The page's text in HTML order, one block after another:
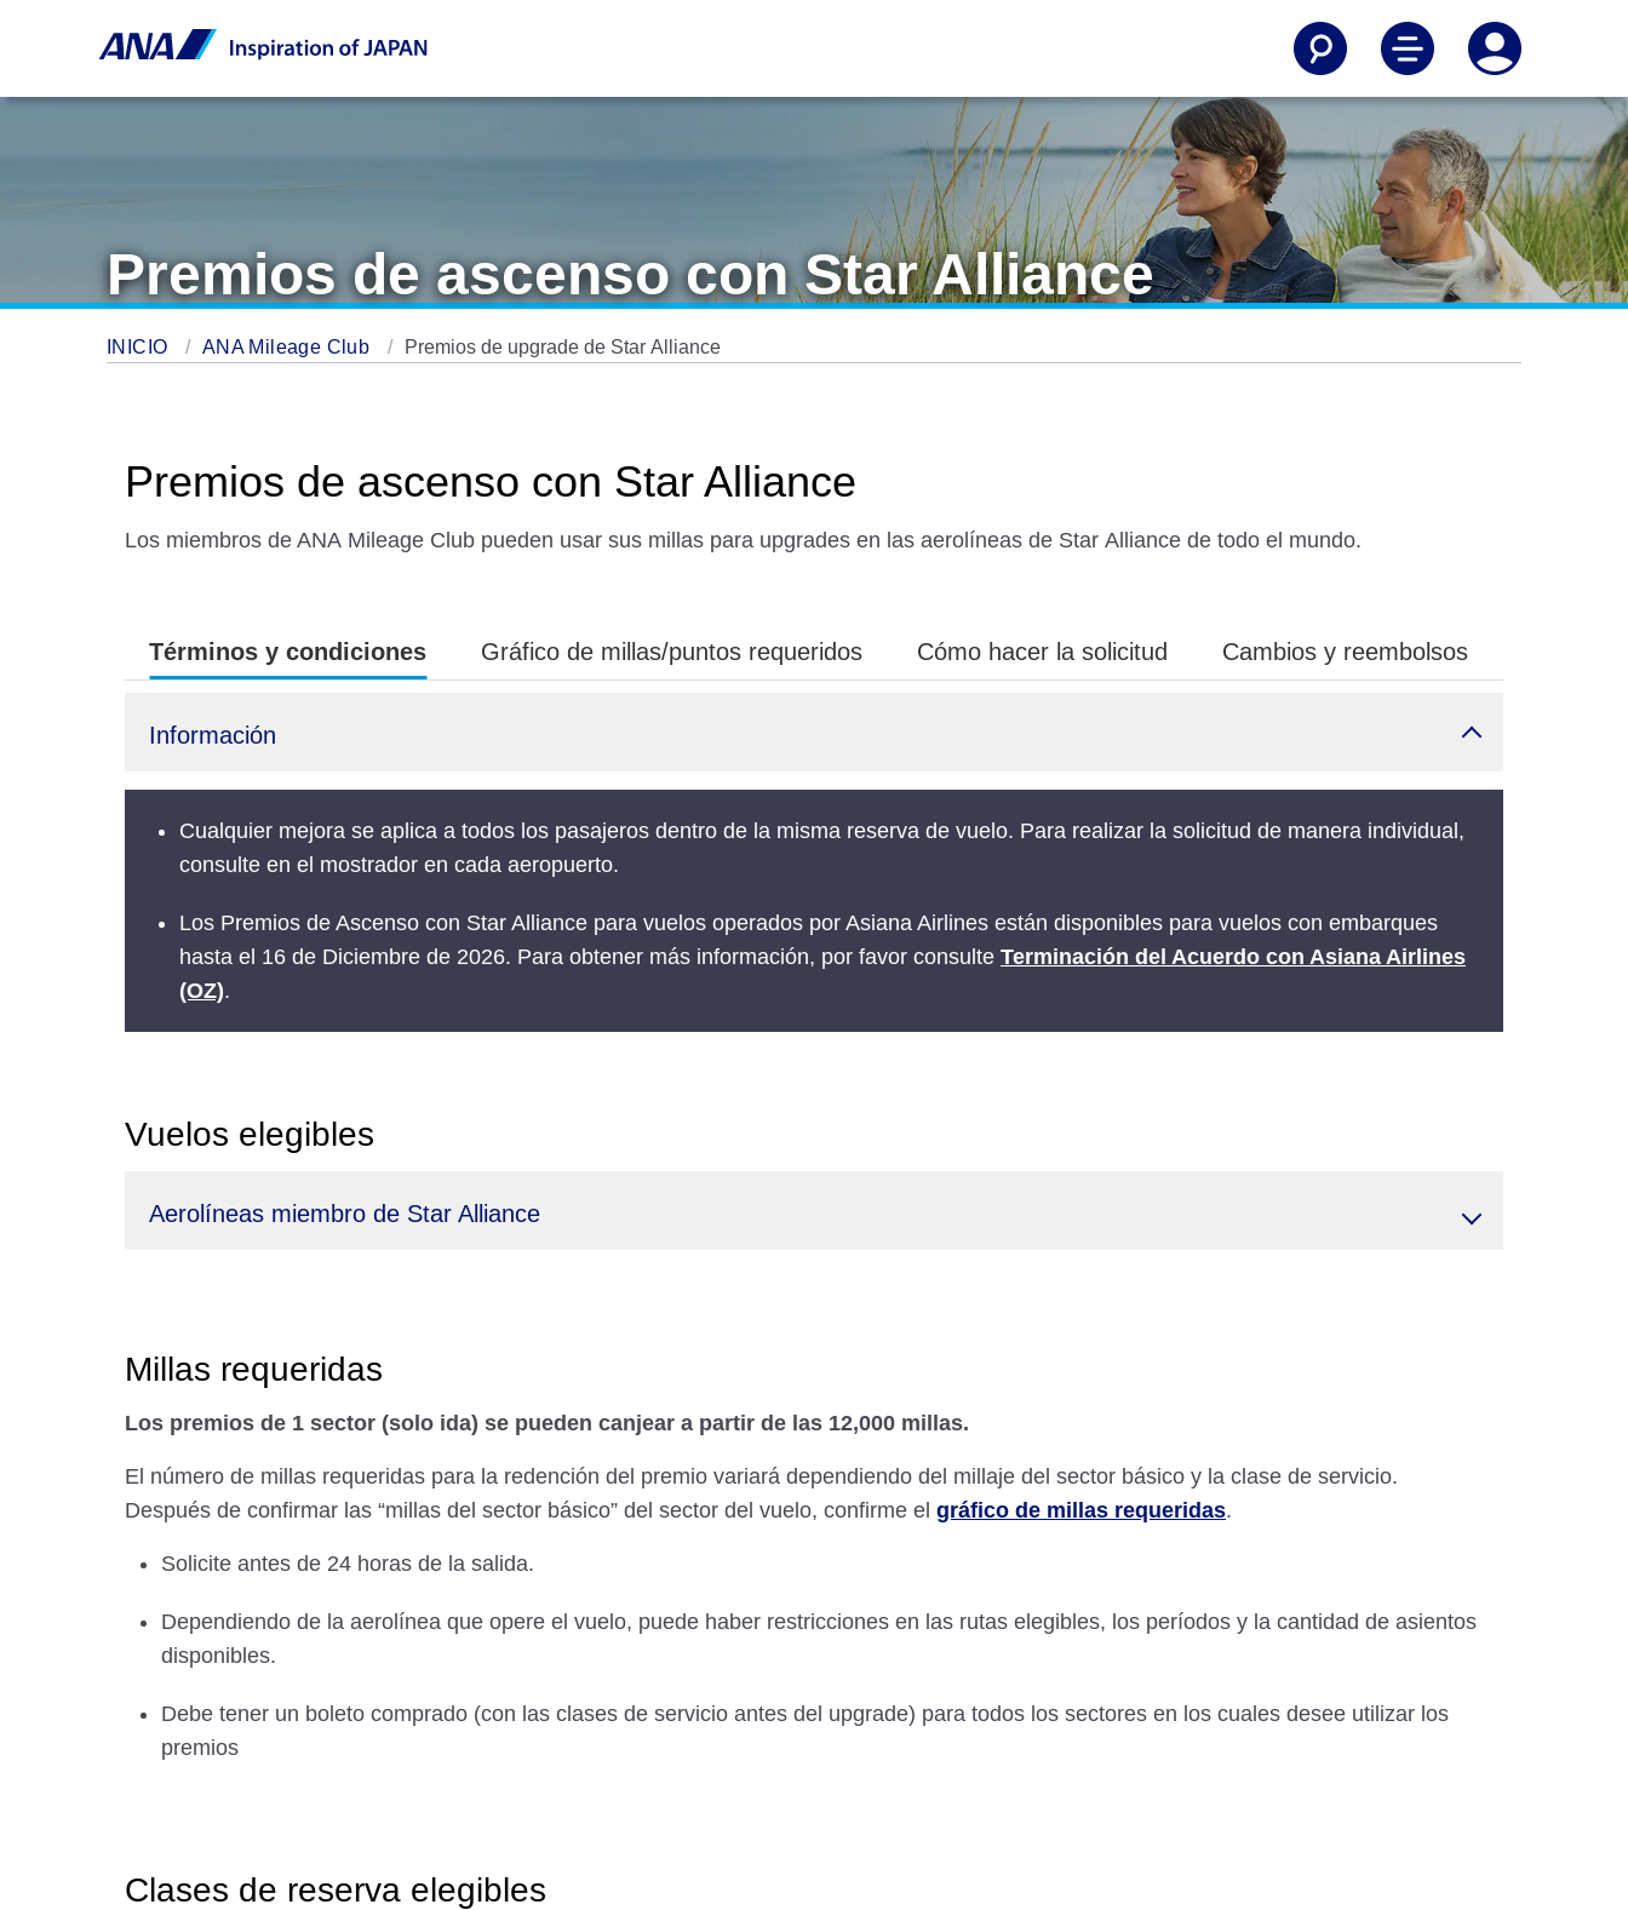
Premios de ascenso con Star Alliance
INICIO ANA Mileage Club Premios de upgrade de Star Alliance
Premios de ascenso con Star Alliance
Los miembros de ANA Mileage Club pueden usar sus millas para upgrades en las aerolíneas de Star Alliance de todo el mundo.
Términos y condiciones Gráfico de millas/puntos requeridos Cómo hacer la solicitud Cambios y reembolsos
Información
Cualquier mejora se aplica a todos los pasajeros dentro de la misma reserva de vuelo. Para realizar la solicitud de manera individual,
consulte en el mostrador en cada aeropuerto.
Los Premios de Ascenso con Star Alliance para vuelos operados por Asiana Airlines están disponibles para vuelos con embarques
hasta el 16 de Diciembre de 2026. Para obtener más información, por favor consulte Terminación del Acuerdo con Asiana Airlines
(OZ).
Vuelos elegibles
Aerolíneas miembro de Star Alliance
Millas requeridas
Los premios de 1 sector (solo ida) se pueden canjear a partir de las 12,000 millas.
El número de millas requeridas para la redención del premio variará dependiendo del millaje del sector básico y la clase de servicio.
Después de confirmar las “millas del sector básico” del sector del vuelo, confirme el gráfico de millas requeridas.
Solicite antes de 24 horas de la salida.
Dependiendo de la aerolínea que opere el vuelo, puede haber restricciones en las rutas elegibles, los períodos y la cantidad de asientos
disponibles.
Debe tener un boleto comprado (con las clases de servicio antes del upgrade) para todos los sectores en los cuales desee utilizar los
premios
Clases de reserva elegibles